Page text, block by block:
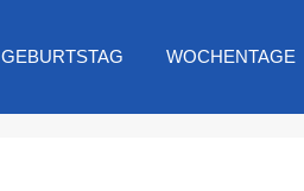
GEBURTSTAG WOCHENTAGE